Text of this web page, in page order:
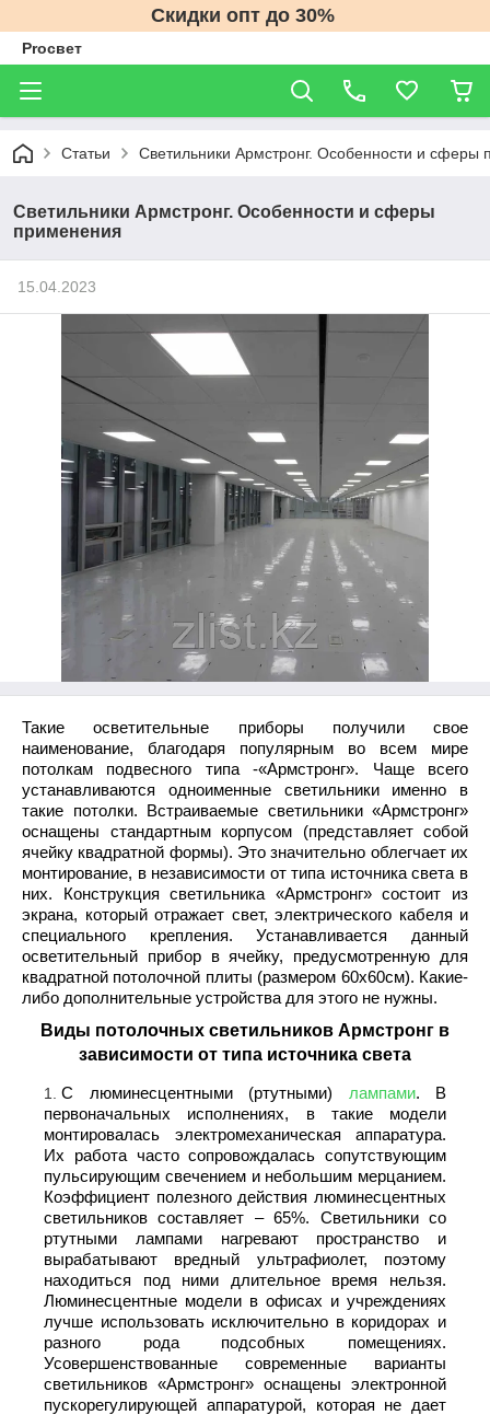
Скидки опт до 30%
Proсвет
Статьи Светильники Армстронг. Особенности и сферы
Светильники Армстронг. Особенности и сферы
применения
15.04.2023
Такие осветительные приборы получили свое
наименование, благодаря популярным во всем мире
потолкам подвесного типа -«Армстронг». Чаще всего
устанавливаются одноименные светильники именно в
такие потолки. Встраиваемые светильники «Армстронг»
оснащены стандартным корпусом (представляет собой
ячейку квадратной формы). Это значительно облегчает их
монтирование, в независимости от типа источника света в
них. Конструкция светильника «Армстронг» состоит из
экрана, который отражает свет, электрического кабеля и
специального крепления. Устанавливается данный
осветительный прибор в ячейку, предусмотренную для
квадратной потолочной плиты (размером 60х60см). Какие-
либо дополнительные устройства для этого не нужны.
Виды потолочных светильников Армстронг в
зависимости от типа источника света
С люминесцентными (ртутными) лампами. В
первоначальных исполнениях, в такие модели
монтировалась электромеханическая аппаратура.
Их работа часто сопровождалась сопутствующим
пульсирующим свечением и небольшим мерцанием.
Коэффициент полезного действия люминесцентных
светильников составляет – 65%. Светильники со
ртутными лампами нагревают пространство и
вырабатывают вредный ультрафиолет, поэтому
находиться под ними длительное время нельзя.
Люминесцентные модели в офисах и учреждениях
лучше использовать исключительно в коридорах и
разного рода подсобных помещениях.
Усовершенствованные современные варианты
светильников «Армстронг» оснащены электронной
пускорегулирующей аппаратурой, которая не дает